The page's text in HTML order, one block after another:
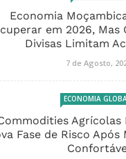
Economia
em 2026, Mas
Divisas Limitam
7 de Agosto,
ECONOMIA
Agrícolas
Fase de Risco Após